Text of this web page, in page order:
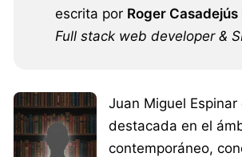
escrita por Roger Casadejús
Full stack web developer &
Juan Miguel
destacada en el
contemporáneo,